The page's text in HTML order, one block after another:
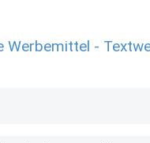
Werbemittel -